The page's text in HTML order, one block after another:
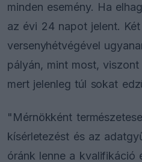
minden esemény. Ha
az évi 24 napot jelent.
versenyhétvégével
pályán, mint most,
mert jelenleg túl sokat
"Mérnökként
kísérletezést és az
óránk lenne a kvalifikáció